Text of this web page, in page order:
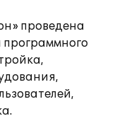
проведена